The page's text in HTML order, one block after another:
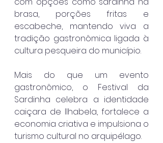
brasa, porções fritas e
escabeche, mantendo viva a
tradição gastronômica ligada à
cultura pesqueira do município.
Mais do que um evento
gastronômico, o Festival da
Sardinha celebra a identidade
caiçara de Ilhabela, fortalece a
economia criativa e impulsiona o
turismo cultural no arquipélago.